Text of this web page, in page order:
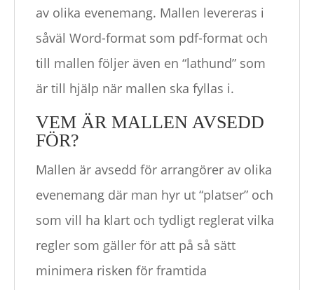
av olika evenemang. Mallen levereras i
såväl Word-format som pdf-format och
till mallen följer även en “lathund” som
är till hjälp när mallen ska fyllas i.
VEM ÄR MALLEN AVSEDD
FÖR?
Mallen är avsedd för arrangörer av olika
evenemang där man hyr ut “platser” och
som vill ha klart och tydligt reglerat vilka
regler som gäller för att på så sätt
minimera risken för framtida